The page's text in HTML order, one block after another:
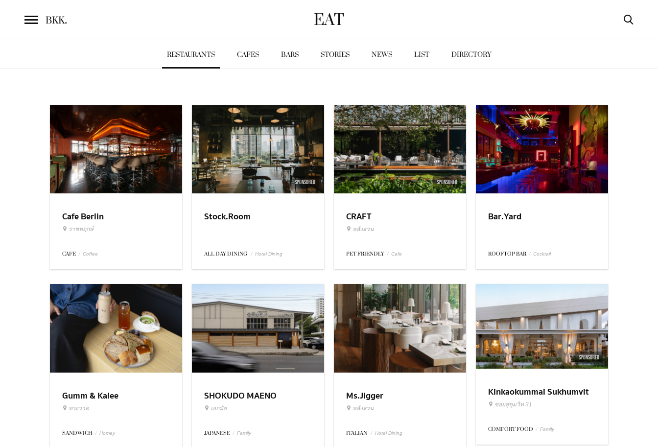
BKK. EAT
RESTAURANTS CAFES BARS STORIES NEWS LIST DIRECTORY
Cafe Berlin
ราชพฤกษ์
CAFE / Coffee
SPONSORED
Stock.Room
ALL DAY DINING / Hotel Dining
SPONSORED
CRAFT
หลังสวน
PET FRIENDLY / Cafe
Bar.Yard
ROOFTOP BAR / Cocktail
Gumm & Kalee
ทรงวาด
SANDWICH / Homey
SHOKUDO MAENO
เอกมัย
JAPANESE / Family
Ms.Jigger
หลังสวน
ITALIAN / Hotel Dining
SPONSORED
Kinkaokummai Sukhumvit
31ซอยสุขุมวิท 31
COMFORT FOOD / Family